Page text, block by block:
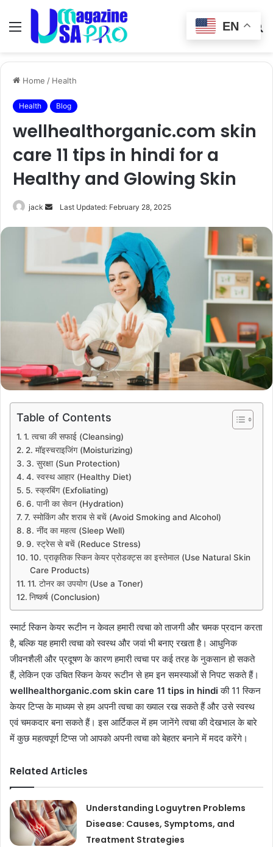
Menu
Switch
skin
Home / Health
Health Blog
wellhealthorganic.com skin
care 11 tips in hindi for a
Healthy and Glowing Skin
jack
SendLast Updated: February 28, 2025
Table of Contents
1. त्वचा की सफाई (Cleansing)
2. मॉइस्चराइजिंग (Moisturizing)
3. सुरक्षा (Sun Protection)
4. स्वस्थ आहार (Healthy Diet)
5. स्क्रबिंग (Exfoliating)
6. पानी का सेवन (Hydration)
7. स्मोकिंग और शराब से बचें (Avoid Smoking and Alcohol)
8. नींद का महत्व (Sleep Well)
9. स्ट्रेस से बचें (Reduce Stress)
10. प्राकृतिक स्किन केयर प्रोडक्ट्स का इस्तेमाल (Use Natural Skin
Care Products)
11. टोनर का उपयोग (Use a Toner)
निष्कर्ष (Conclusion)
स्मार्ट स्किन केयर रूटीन न केवल हमारी त्वचा को ताजगी और चमक प्रदान करता
है, बल्कि यह हमारी त्वचा को स्वस्थ और जवां भी बनाए रखता है। आधुनिक
जीवनशैली और प्रदूषण के कारण हमारी त्वचा पर कई तरह के नुकसान हो सकते
हैं, लेकिन एक उचित स्किन केयर रूटीन से हम इन समस्याओं से निपट सकते हैं।
wellhealthorganic.com skin care 11 tips in hindi की 11 स्किन
केयर टिप्स के माध्यम से हम अपनी त्वचा का ख्याल रख सकते हैं और उसे स्वस्थ
एवं चमकदार बना सकते हैं। इस आर्टिकल में हम जानेंगे त्वचा की देखभाल के बारे
में कुछ महत्वपूर्ण टिप्स जो आपको अपनी त्वचा को बेहतर बनाने में मदद करेंगे।
Related Articles
Understanding Loguytren Problems
Disease: Causes, Symptoms, and
Treatment Strategies
EN